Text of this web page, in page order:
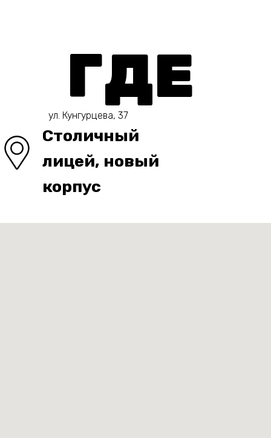
Столичный
лицей, новый
корпус
ул. Кунгурцева, 37
ГДЕ